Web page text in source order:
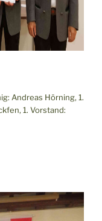
Andreas Hörning, 1.
1. Vorstand: